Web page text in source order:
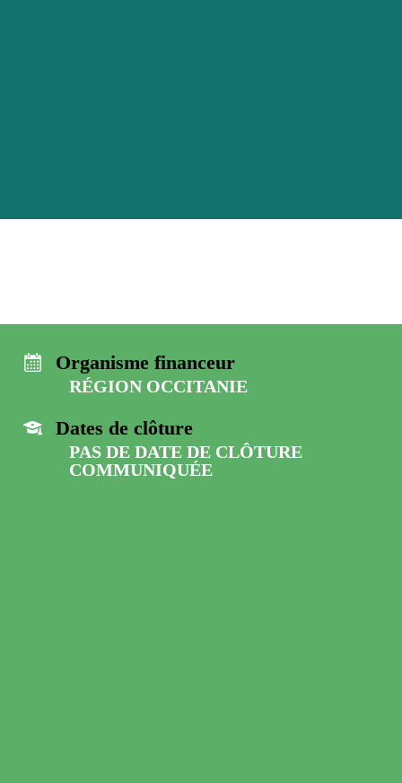
Organisme financeur
RÉGION OCCITANIE
Dates de clôture
PAS DE DATE DE CLÔTURE
COMMUNIQUÉE